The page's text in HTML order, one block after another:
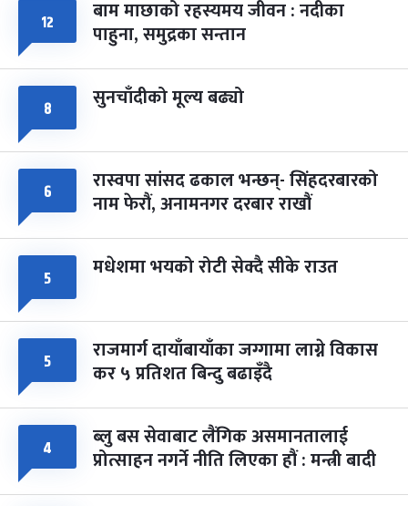
८ फागुपूर्णिमा
चैत्र ८, २०८३-Mar 22, 2027
७ महिना बाँकी
१२ बाम माछाको रहस्यमय जीवन : नदीका
पाहुना, समुद्रका सन्तान
८ सुनचाँदीको मूल्य बढ्यो
६ रास्वपा सांसद ढकाल भन्छन्- सिंहदरबारको
नाम फेरौं, अनामनगर दरबार राखौं
५ मधेशमा भयको रोटी सेक्दै सीके राउत
५ राजमार्ग दायाँबायाँका जग्गामा लाग्ने विकास
कर ५ प्रतिशत बिन्दु बढाइँदै
४ ब्लु बस सेवाबाट लैंगिक असमानतालाई
प्रोत्साहन नगर्ने नीति लिएका हौं : मन्त्री बादी